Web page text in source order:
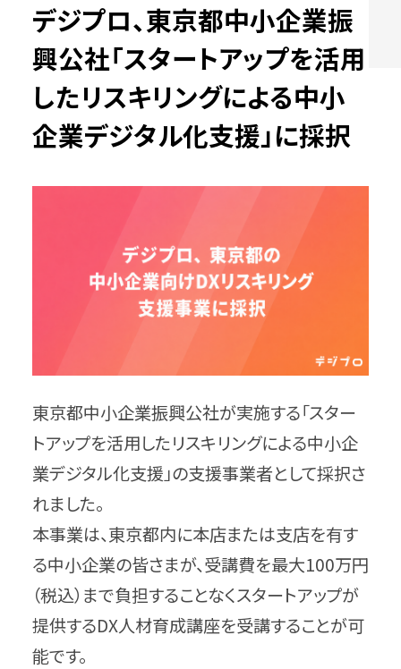
デジプロ、東京都中小企業振
興公社「スタートアップを活用
したリスキリングによる中小
企業デジタル化支援」に採択
東京都中小企業振興公社が実施する「スター
トアップを活用したリスキリングによる中小企
業デジタル化支援」の支援事業者として採択さ
れました。
本事業は、東京都内に本店または支店を有す
る中小企業の皆さまが、受講費を最大100万円
（税込）まで負担することなくスタートアップが
提供するDX人材育成講座を受講することが可
能です。